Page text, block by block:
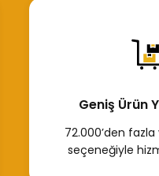
Geniş Ürün
72.000’den
seçeneğiyle